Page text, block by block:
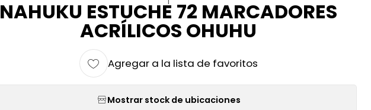
NAHUKU ESTUCHE 72 MARCADORES
ACRÍLICOS OHUHU
Agregar a la lista de favoritos
Mostrar stock de ubicaciones